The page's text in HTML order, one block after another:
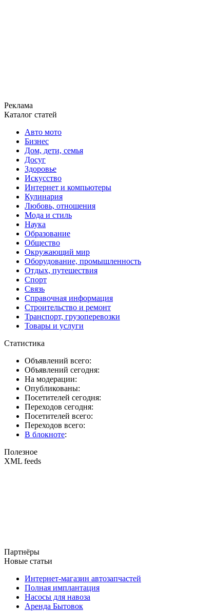
Реклама
Каталог статей
Авто мото
Бизнес
Дом, дети, семья
Досуг
Здоровье
Искусство
Интернет и компьютеры
Кулинария
Любовь, отношения
Мода и стиль
Наука
Образование
Общество
Окружающий мир
Оборудование, промышленность
Отдых, путешествия
Спорт
Связь
Справочная информация
Строительство и ремонт
Транспорт, грузоперевозки
Товары и услуги
Статистика
Объявлений всего:
Объявлений сегодня:
На модерации:
Опубликованы:
Посетителей сегодня:
Переходов сегодня:
Посетителей всего:
Переходов всего:
В блокноте:
Полезное
XML feeds
Партнёры
Новые статьи
Интернет-магазин автозапчастей
Полная имплантация
Насосы для навоза
Аренда Бытовок